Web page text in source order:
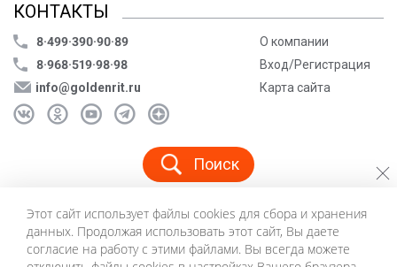
КОНТАКТЫ
8·499·390·90·89
8·968·519·98·98
info@goldenrit.ru
О компании
Вход/Регистрация
Карта сайта
Поиск
© ООО «Голденрит», 2005-2026
Политика конфиденциальности
Этот сайт использует файлы cookies для сбора и хранения
данных. Продолжая использовать этот сайт, Вы даете
согласие на работу с этими файлами. Вы всегда можете